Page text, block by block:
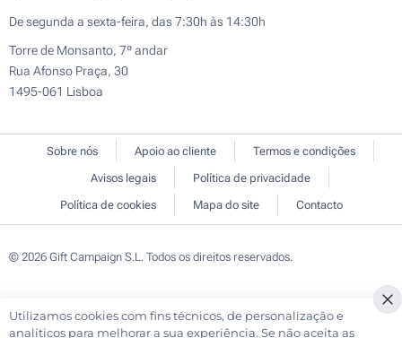
De segunda a sexta-feira, das 7:30h às 14:30h
Torre de Monsanto, 7º andar
Rua Afonso Praça, 30
1495-061 Lisboa
Sobre nós Apoio ao cliente
Termos e condições
Avisos legais
Política de privacidade
Política de cookies
Mapa do site Contacto
© 2026 Gift Campaign S.L. Todos os direitos reservados.
Utilizamos cookies com fins técnicos, de personalização e
analíticos para melhorar a sua experiência. Se não aceita as